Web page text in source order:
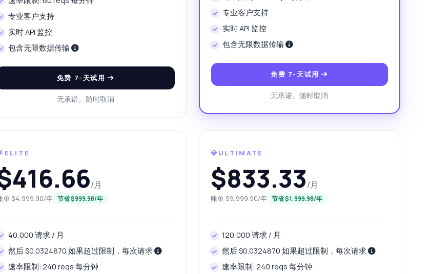
专业客户支持
实时 API 监控
包含无限数据传输
免费 7-天试用
无承诺。随时取消
专业客户支持
实时 API 监控
包含无限数据传输
免费 7-天试用
无承诺。随时取消
/月
单 $4,999.90/年 节省 $999.98/年
40,000 请求 / 月
然后 $0.0324870 如果超过限制，每次请求
速率限制: 240 reqs 每分钟
💎ULTIMATE
$833.33/月
账单 $9,999.90/年 节省 $1,999.98/年
120,000 请求 / 月
然后 $0.0324870 如果超过限制，每次请求
速率限制: 240 reqs 每分钟
词 API 的解答
应有尽有。
个词的同义词？
我需要提供哪些参数？
由 Zyla AI 回答 · 我倾向于询问支持